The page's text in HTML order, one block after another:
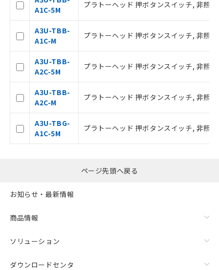
A1C-5M
プラトーヘッド 押ボタンスイッチ, 非照
A3U-TBB-
A1C-M
プラトーヘッド 押ボタンスイッチ, 非照
A3U-TBB-
A2C-5M
プラトーヘッド 押ボタンスイッチ, 非照
A3U-TBB-
A2C-M
プラトーヘッド 押ボタンスイッチ, 非照
A3U-TBG-
A1C-5M
プラトーヘッド 押ボタンスイッチ, 非照
ページ先頭へ戻る
お知らせ・最新情報
商品情報
ソリューション
ダウンロードセンタ
白
情報を公開していない機種
メンバーズにご登録されている必要が
あります。
お客様が当ウェブサイト上で当社にご
および当社の共同利用者が、当社の製
品・サービスに関するお客様との取
引・商談に必要な範囲で利用すること
をご了承ください。
※当社の共同利用者とは、"個人情報
用者の範囲」に記載されている法人を
指します。